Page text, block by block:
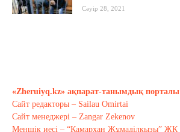
Сәуір 28, 2021
Тағы оқу
«Zheruiyq.kz» ақпарат-танымдық порталы
Сайт редакторы – Sailau Omirtai
Сайт менеджері – Zangar Zekenov
Меншік иесі – “Қамархан Жұмаділқызы” ЖК